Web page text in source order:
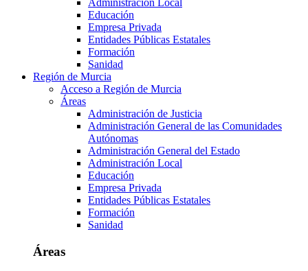
Administración Local
Educación
Empresa Privada
Entidades Públicas Estatales
Formación
Sanidad
Región de Murcia
Acceso a Región de Murcia
Áreas
Administración de Justicia
Administración General de las Comunidades
Autónomas
Administración General del Estado
Administración Local
Educación
Empresa Privada
Entidades Públicas Estatales
Formación
Sanidad
Áreas